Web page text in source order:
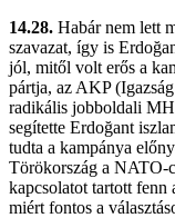
14.28. Habár nem lett
szavazat, így is
jól, mitől volt erős a
pártja, az AKP
radikális jobboldali
segítette Erdoğant
tudta a kampánya
Törökország a NATO-
kapcsolatot tartott fenn
miért fontos a